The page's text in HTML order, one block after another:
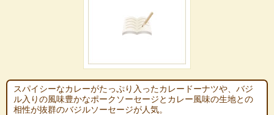
スパイシーなカレーがたっぷり入ったカレードーナツや、バジ
ル入りの風味豊かなポークソーセージとカレー風味の生地との
相性が抜群のバジルソーセージが人気。